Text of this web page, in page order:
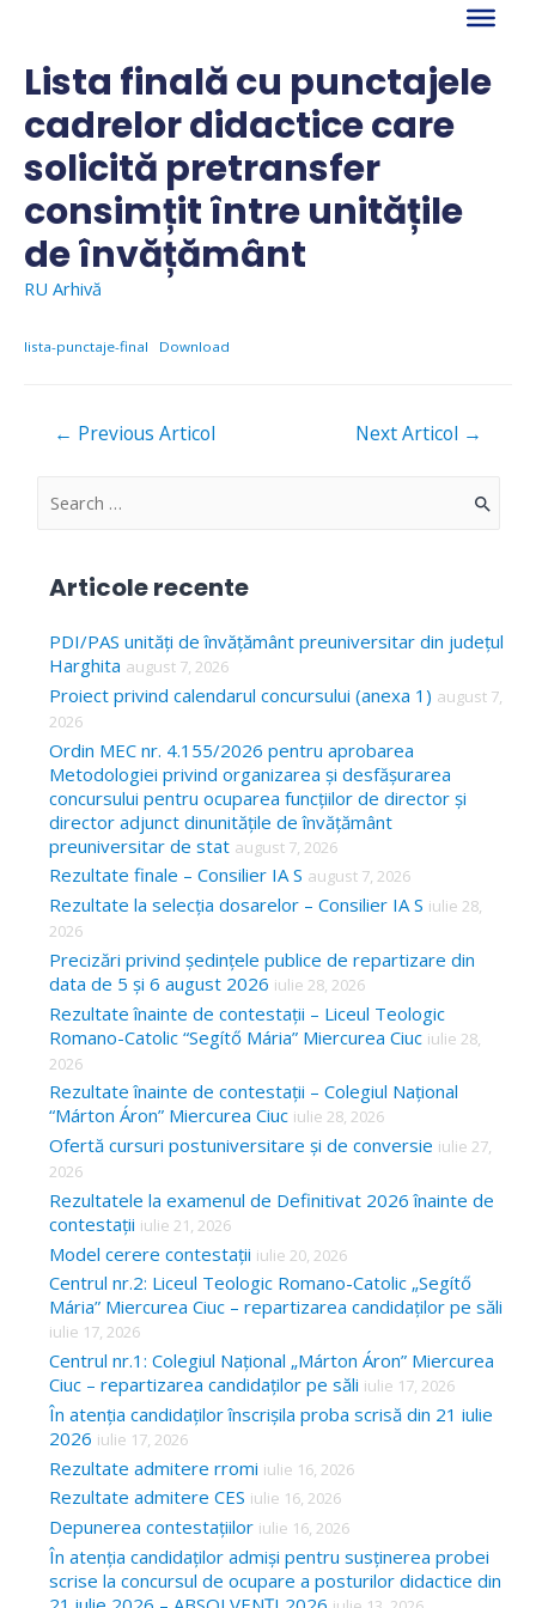
contentLista finală cu punctajele
cadrelor didactice care
solicită pretransfer
consimțit între unitățile
de învățământ
RU Arhivă
lista-punctaje-final Download
Navigare
← Previous Articol Next Articol →
S
c
h
f
o
r
Articole recente
PDI/PAS unități de învățământ preuniversitar din județul
Harghita august 7, 2026
Proiect privind calendarul concursului (anexa 1) august 7,
2026
Ordin MEC nr. 4.155/2026 pentru aprobarea
Metodologiei privind organizarea și desfășurarea
concursului pentru ocuparea funcțiilor de director și
director adjunct dinunitățile de învățământ
preuniversitar de stat august 7, 2026
Rezultate finale – Consilier IA S august 7, 2026
Rezultate la selecția dosarelor – Consilier IA S iulie 28,
2026
Precizări privind ședințele publice de repartizare din
data de 5 și 6 august 2026 iulie 28, 2026
Rezultate înainte de contestații – Liceul Teologic
Romano-Catolic “Segítő Mária” Miercurea Ciuc iulie 28,
2026
Rezultate înainte de contestații – Colegiul Național
“Márton Áron” Miercurea Ciuc iulie 28, 2026
Ofertă cursuri postuniversitare și de conversie iulie 27,
2026
Rezultatele la examenul de Definitivat 2026 înainte de
contestații iulie 21, 2026
Model cerere contestații iulie 20, 2026
Centrul nr.2: Liceul Teologic Romano-Catolic „Segítő
Mária” Miercurea Ciuc – repartizarea candidaților pe săli
iulie 17, 2026
Centrul nr.1: Colegiul Național „Márton Áron” Miercurea
Ciuc – repartizarea candidaților pe săli iulie 17, 2026
În atenția candidaților înscrișila proba scrisă din 21 iulie
2026 iulie 17, 2026
Rezultate admitere rromi iulie 16, 2026
Rezultate admitere CES iulie 16, 2026
Depunerea contestațiilor iulie 16, 2026
În atenția candidaților admiși pentru susținerea probei
scrise la concursul de ocupare a posturilor didactice din